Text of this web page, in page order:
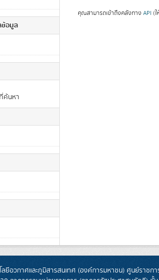
อมูล
ค้นหา
คุณสามารถเข้าถึงคลังทาง API (
ยีอวกาศและภูมิสารสนเทศ (องค์การมหาชน) ศูนย์ราชกา